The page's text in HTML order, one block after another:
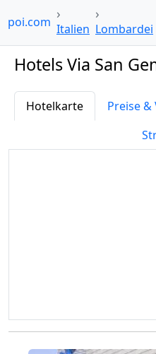
Italien Lombardei
Hotels Via San
Hotelkarte
Preise